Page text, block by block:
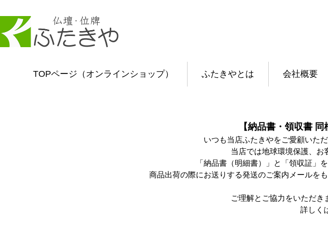
TOPページ（オンラインショップ） ふたきやとは 会社概要
【納品書・領収書 同
いつも当店ふたきやをご愛顧いた
当店では地球環境保護、お
「納品書（明細書）」と「領収証」
商品出荷の際にお送りする発送のご案内メールを
ご理解とご協力をいただき
詳しく
6月16日にお仏壇供養祭が行われました